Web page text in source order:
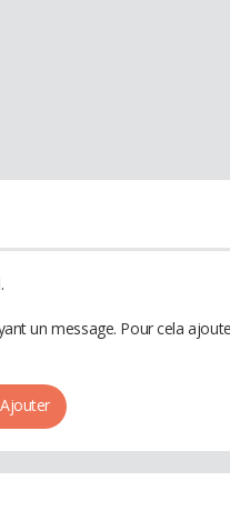
un message. Pour cela
Ajouter